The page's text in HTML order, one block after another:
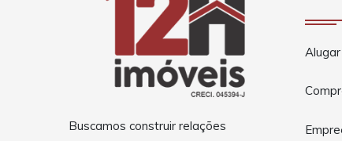
Buscamos construir relações
Alugar